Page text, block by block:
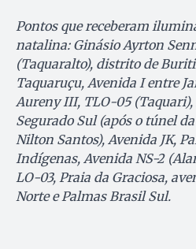
Pontos que receberam
natalina: Ginásio Ayrton
(Taquaralto), distrito de
Taquaruçu, Avenida I entre
Aureny III, TLO-05
Segurado Sul (após o túnel
Nilton Santos), Avenida JK,
Indígenas, Avenida NS-2
LO-03, Praia da Graciosa,
Norte e Palmas Brasil Sul.